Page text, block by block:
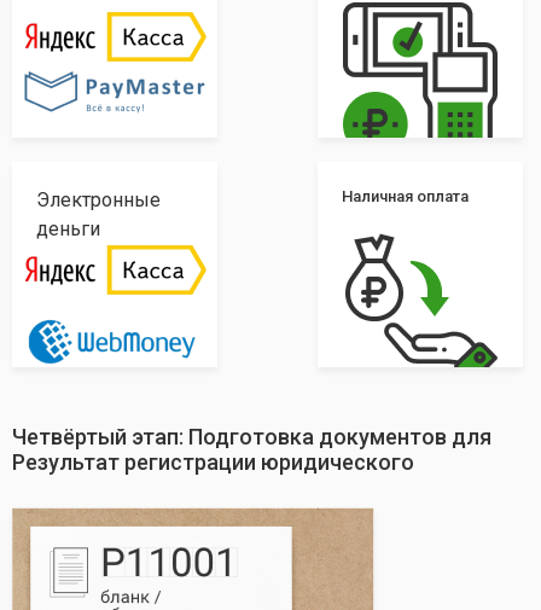
Электронные
деньги
Наличная оплата
Четвёртый этап: Подготовка документов для
Результат регистрации юридического